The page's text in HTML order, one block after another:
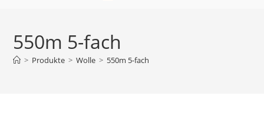
550m 5-fach
> Produkte > Wolle > 550m 5-fach